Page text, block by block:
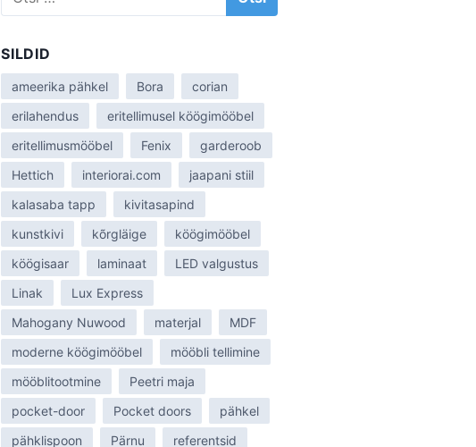
:SILDID
ameerika pähkel Bora
corian
erilahendus
eritellimusel köögimööbel
eritellimusmööbel
Fenix
garderoob
Hettich
interiorai.com
jaapani stiil
kalasaba tapp
kivitasapind
kunstkivi
kõrgläige
köögimööbel
köögisaar
laminaat
LED valgustus
Linak
Lux Express
Mahogany Nuwood
materjal
MDF
moderne köögimööbel
mööbli tellimine
mööblitootmine
Peetri maja
pocket-door
Pocket doors
pähkel
pähklispoon
Pärnu referentsid